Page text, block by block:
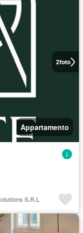
2foto
Appartamento
S.R.L